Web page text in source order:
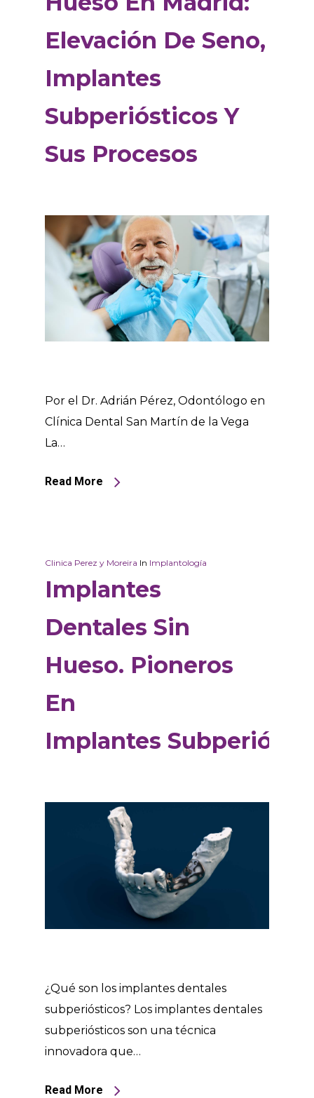
Elevación De Seno,
Implantes
Subperiósticos Y
Sus Procesos
Por el Dr. Adrián Pérez, Odontólogo en
Clínica Dental San Martín de la Vega
La…
Read More
Clinica Perez y Moreira In Implantología
Implantes
Dentales Sin
Hueso. Pioneros
En
Implantes
¿Qué son los implantes dentales
subperiósticos? Los implantes dentales
subperiósticos son una técnica
innovadora que…
Read More